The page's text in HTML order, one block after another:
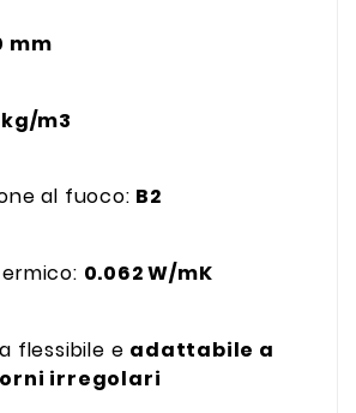
mm
kg/m3
al fuoco: B2
0.062 W/mK
flessibile e adattabile a
irregolari